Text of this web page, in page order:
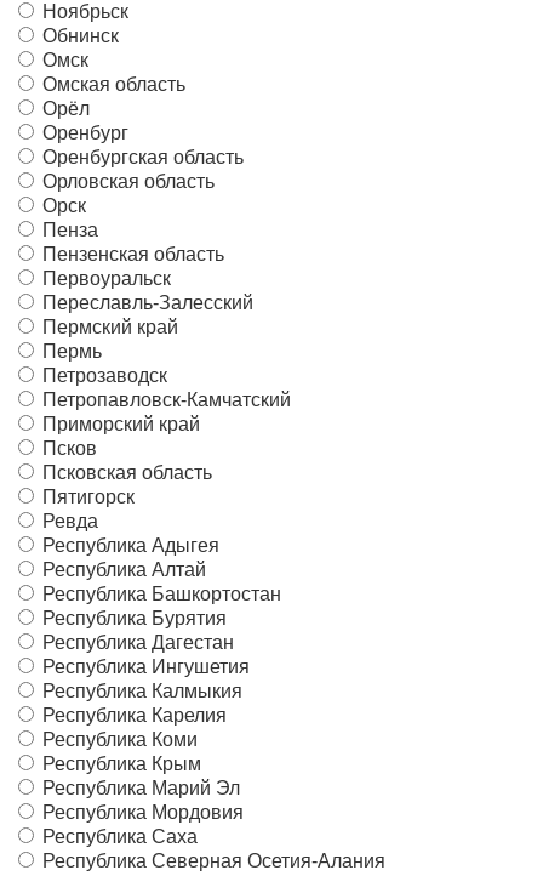
Ноябрьск
Обнинск
Омск
Омская область
Орёл
Оренбург
Оренбургская область
Орловская область
Орск
Пенза
Пензенская область
Первоуральск
Переславль-Залесский
Пермский край
Пермь
Петрозаводск
Петропавловск-Камчатский
Приморский край
Псков
Псковская область
Пятигорск
Ревда
Республика Адыгея
Республика Алтай
Республика Башкортостан
Республика Бурятия
Республика Дагестан
Республика Ингушетия
Республика Калмыкия
Республика Карелия
Республика Коми
Республика Крым
Республика Марий Эл
Республика Мордовия
Республика Саха
Республика Северная Осетия-Алания